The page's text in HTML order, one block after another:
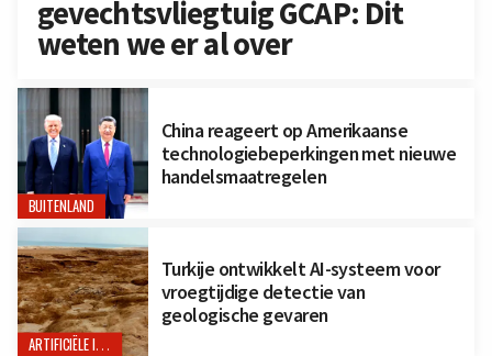
gevechtsvliegtuig GCAP: Dit
weten we er al over
BUITENLAND
China reageert op Amerikaanse
technologiebeperkingen met nieuwe
handelsmaatregelen
ARTIFICIËLE INTELLIGENTIE
Turkije ontwikkelt AI-systeem voor
vroegtijdige detectie van
geologische gevaren